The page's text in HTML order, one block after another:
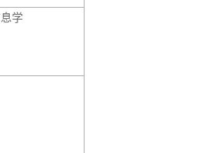
学